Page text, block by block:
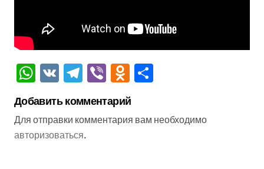
WhatsApp
VK Telegram
ViberOdnoklassniki
Добавить комментарий
Для отправки комментария вам необходимо
авторизоваться.